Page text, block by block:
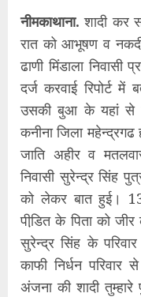
नीमकाथाना. शादी कर
रात को आभूषण व
ढाणी मिंडाला निवासी
दर्ज करवाई रिपोर्ट में
उसकी बुआ के यहां से
कनीना जिला महेन्द्रगढ
जाति अहीर व
निवासी सुरेन्द्र सिंह
को लेकर बात हुई।
पीडि़त के पिता को
सुरेन्द्र सिंह के
काफी निर्धन
अंजना की शादी